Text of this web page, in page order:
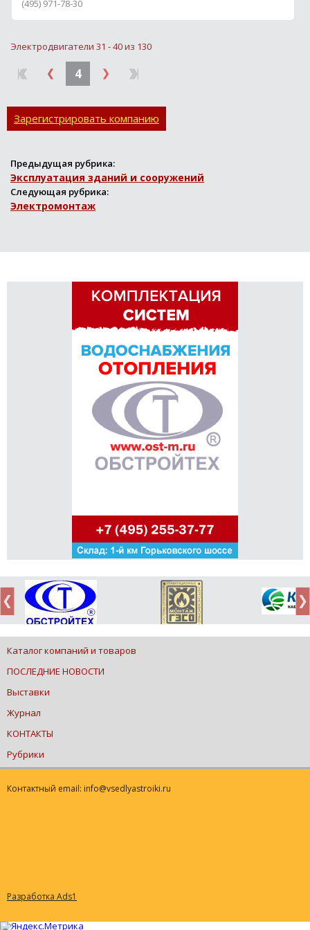
(495) 971-78-30
Электродвигатели 31 - 40 из 130
4
Зарегистрировать компанию
Предыдущая рубрика:
Эксплуатация зданий и сооружений
Следующая рубрика:
Электромонтаж
Каталог компаний и товаров
ПОСЛЕДНИЕ НОВОСТИ
Выставки
Журнал
КОНТАКТЫ
Рубрики
Контактный email: info@vsedlyastroiki.ru
Разработка Ads1